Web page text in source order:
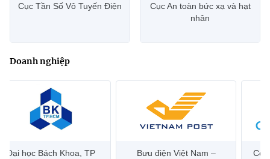
Cục Tần Số Vô Tuyến Điện
Cục An toàn bức xạ và hạt
nhân
Doanh nghiệp
Bưu điện Việt Nam –
Công ty Cổ phần Hạ tầng